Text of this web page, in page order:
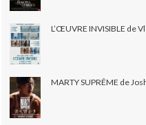
L’ŒUVRE INVISIBLE de
MARTY SUPRÊME de